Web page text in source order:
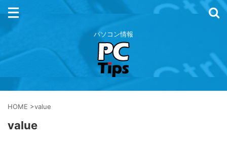
パソコン情報
HOME >value
value